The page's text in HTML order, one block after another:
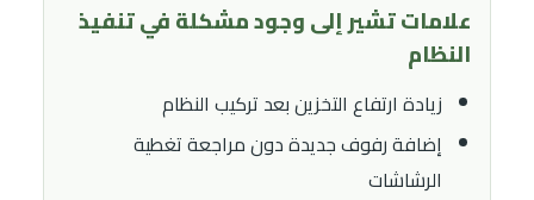
علامات تشير إلى وجود مشكلة في تنفيذ
النظام
زيادة ارتفاع التخزين بعد تركيب النظام
إضافة رفوف جديدة دون مراجعة تغطية
الرشاشات